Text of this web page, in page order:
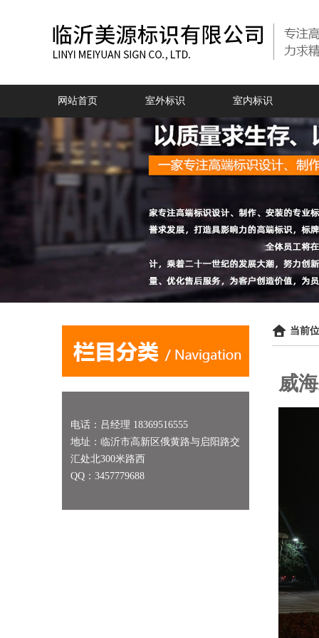
网站首页 室外标识 室内标识
电话：吕经理 18369516555
地址：临沂市高新区俄黄路与启阳路交
汇处北300米路西
QQ：3457779688
当前
威